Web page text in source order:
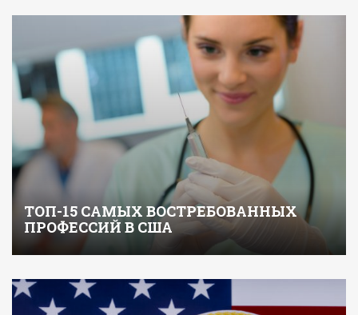
ТОП-15 САМЫХ ВОСТРЕБОВАННЫХ
ПРОФЕССИЙ В США